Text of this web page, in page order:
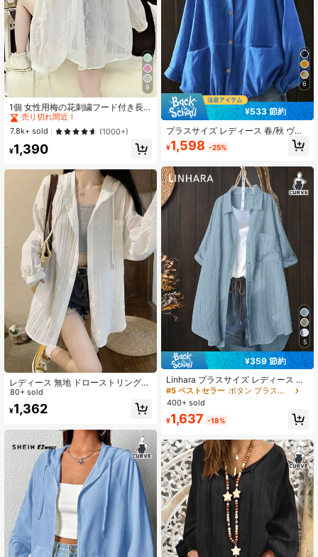
9
1個 女性用梅の花刺繍フード付き長
袖シャツ、夏用薄手ルーズアウター
ウェア、アウトドア日よけ服 ホワイ
ト
売り切れ間近！
#1 ベストセラー
売り切れ間近！
#1 ベストセラー
売り切れ間近！
#1 ベストセラー
売り切れ間近！
7.8k+ sold (1000+)
¥1,390
レディース 無地 ドローストリング
ポケット 長袖 フード付きシャツ、春
夏 デイリーウェア ホワイト
80+ sold
¥1,362
6
¥533 節約
プラスサイズ レディース 春/秋 ヴィ
ンテージ ルーズ カジュアルシャツ、
ルーズ フード付き ボタンアップ ト
裾、カジュアル ホリデー、レイヤー
ドデザイン、無地ファッション、無
地 フロントボタン ドローストリング
ポケット デイリーウェア
¥1,598 -25%
5
¥359 節約
Linhara プラスサイズ レディース 長
袖シングルブレスト ポケット ストラ
イプ 長めカジュアルシャツ
#5 ベストセラー
ボタン プラスサイズのブラウス
400+ sold
¥1,637 -18%